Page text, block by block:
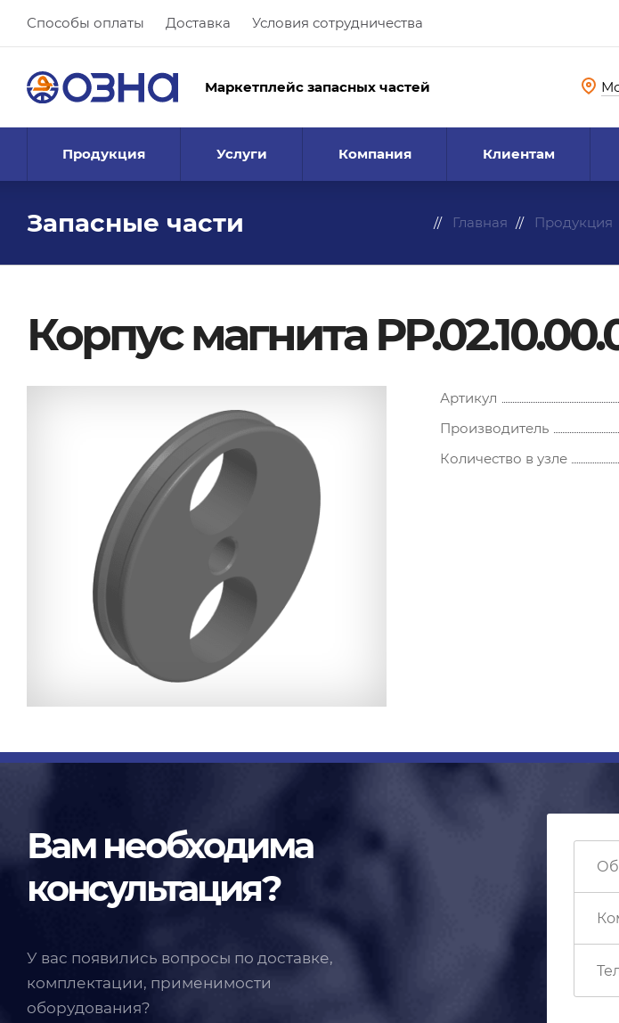
Способы оплаты Доставка Условия сотрудничества
Маркетплейс запасных частей
Продукция Услуги Компания Клиентам
Запасные части Главная Продукция
Корпус магнита
Артикул
Производитель
Количество в узле
Вам необходима
консультация?
У вас появились вопросы по доставке,
комплектации, применимости
оборудования?